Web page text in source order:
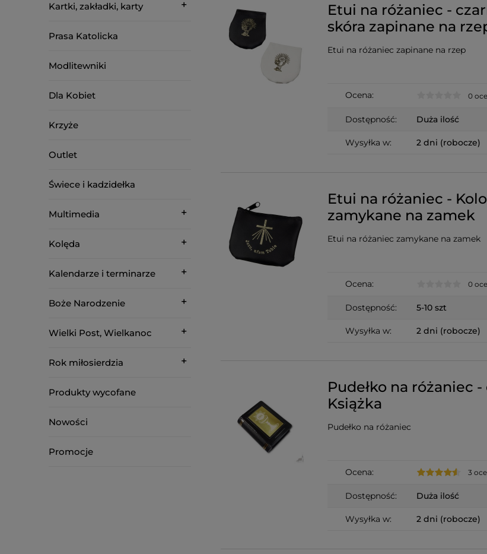
Kartki, zakładki, karty
Prasa Katolicka
Modlitewniki
Dla Kobiet
Krzyże
Outlet
Świece i kadzidełka
Multimedia
Kolęda
Kalendarze i terminarze
Boże Narodzenie
Wielki Post, Wielkanoc
Rok miłosierdzia
Produkty wycofane
Nowości
Promocje
Etui na różaniec -
skóra zapinane na
Etui na różaniec zapinane na rzep
Ocena: 0
Dostępność: Duża ilość
Wysyłka w: 2 dni (robocze)
Etui na różaniec -
zamykane na zamek
Etui na różaniec zamykane na zamek
Ocena: 0
Dostępność: 5-10 szt
Wysyłka w: 2 dni (robocze)
Pudełko na różaniec -
Książka
Pudełko na różaniec
Ocena: 3
Dostępność: Duża ilość
Wysyłka w: 2 dni (robocze)